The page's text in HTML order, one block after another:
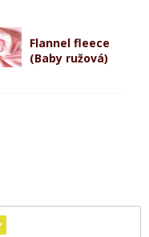
Flannel fleece
(Baby ružová)